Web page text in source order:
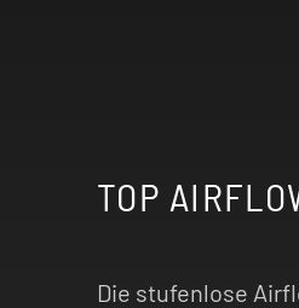
TOP
Die stufenlose